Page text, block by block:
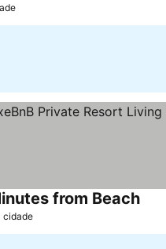
from BeachVer
cidade